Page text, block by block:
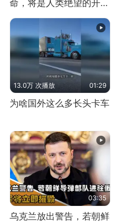
命，将是人类绝望的开
始？
13.0万 次播放 01:29
为啥国外这么多长头卡车
03:35
乌克兰放出警告，若朝鲜